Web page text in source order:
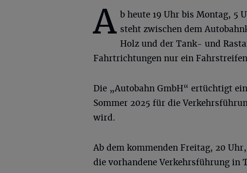
A b heute 19 Uhr bis Montag, 5
steht zwischen dem
Holz und der Tank- und
Fahrtrichtungen nur ein
Die „Autobahn GmbH“ ertüchtigt
Sommer 2025 für die
wird.
Ab dem kommenden Freitag, 20
die vorhandene Verkehrsführung in